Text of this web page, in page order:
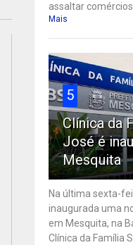
assaltar
Mais
5
Clínica da
José é
Mesquita
Na última sexta-
inaugurada uma
em Mesquita, na
Clínica da Família